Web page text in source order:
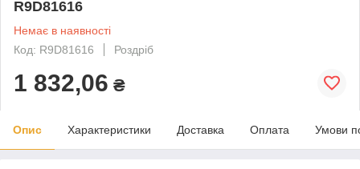
R9D81616
Немає в наявності
Код: R9D81616
Роздріб
1 832,06 ₴
Опис Характеристики Доставка Оплата Умови